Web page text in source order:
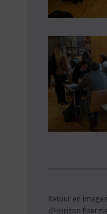
Retour en
d’Horizon